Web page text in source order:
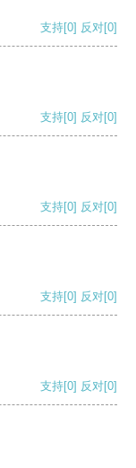
支持[0] 反对[0]
支持[0] 反对[0]
支持[0] 反对[0]
支持[0] 反对[0]
支持[0] 反对[0]